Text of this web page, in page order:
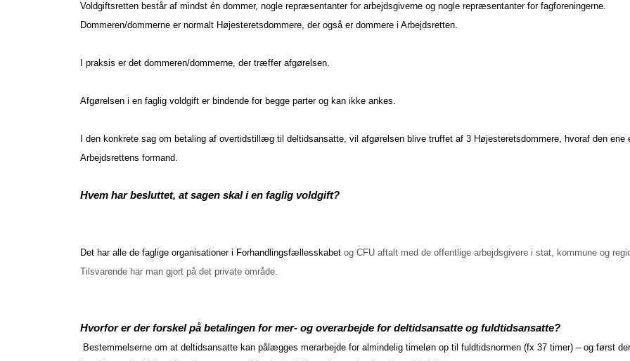
Voldgiftsretten består af mindst én dommer, nogle repræsentanter for arbejdsgiverne og nogle repræsentanter for fagforeningerne.
Dommeren/dommerne er normalt Højesteretsdommere, der også er dommere i Arbejdsretten.
I praksis er det dommeren/dommerne, der træffer afgørelsen.
Afgørelsen i en faglig voldgift er bindende for begge parter og kan ikke ankes.
I den konkrete sag om betaling af overtidstillæg til deltidsansatte, vil afgørelsen blive truffet af 3 Højesteretsdommere, hvoraf den ene
Arbejdsrettens formand.
Hvem har besluttet, at sagen skal i en faglig voldgift?
Det har alle de faglige organisationer i Forhandlingsfællesskabet og CFU aftalt med de offentlige arbejdsgivere i stat, kommune og
Tilsvarende har man gjort på det private område.
Hvorfor er der forskel på betalingen for mer- og overarbejde for deltidsansatte og fuldtidsansatte?
Bestemmelserne om at deltidsansatte kan pålægges merarbejde for almindelig timeløn op til fuldtidsnormen (fx 37 timer) – og først